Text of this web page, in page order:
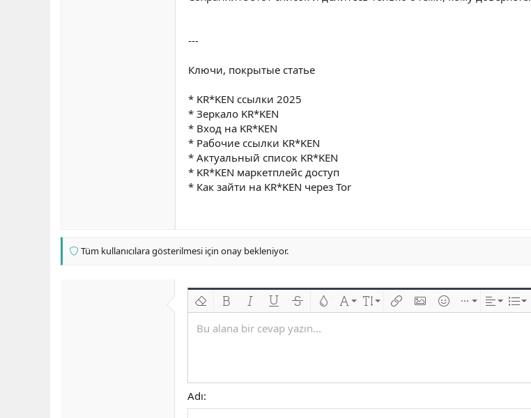
---
Ключи, покрытые статье
* KR*KEN ссылки 2025
* Зеркало KR*KEN
* Вход на KR*KEN
* Рабочие ссылки KR*KEN
* Актуальный список KR*KEN
* KR*KEN маркетплейс доступ
* Как зайти на KR*KEN через Tor
Tüm kullanıcılara gösterilmesi için onay bekleniyor.
Bu alana bir cevap yazın...
Adı